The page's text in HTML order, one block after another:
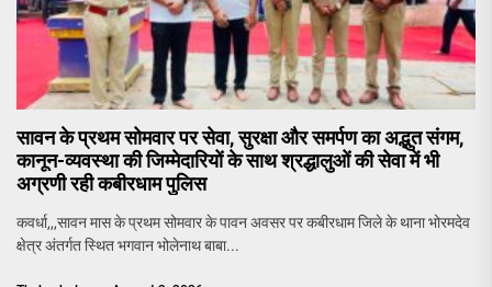
सावन के प्रथम सोमवार पर सेवा, सुरक्षा और समर्पण का अद्भुत संगम,
कानून-व्यवस्था की जिम्मेदारियों के साथ श्रद्धालुओं की सेवा में भी
अग्रणी रही कबीरधाम पुलिस
कवर्धा,,,सावन मास के प्रथम सोमवार के पावन अवसर पर कबीरधाम जिले के थाना भोरमदेव
क्षेत्र अंतर्गत स्थित भगवान भोलेनाथ बाबा...